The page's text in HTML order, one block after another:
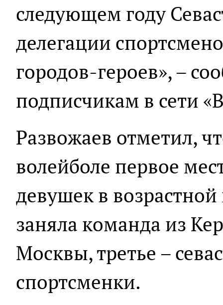
следующем году
делегации
городов-героев», –
подписчикам в сети
Развожаев отметил,
волейболе первое
девушек в
заняла команда из
Москвы, третье –
спортсменки.